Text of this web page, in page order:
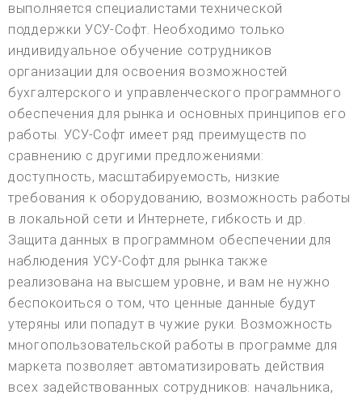
выполняется специалистами технической
поддержки УСУ-Софт. Необходимо только
индивидуальное обучение сотрудников
организации для освоения возможностей
бухгалтерского и управленческого программного
обеспечения для рынка и основных принципов его
работы. УСУ-Софт имеет ряд преимуществ по
сравнению с другими предложениями:
доступность, масштабируемость, низкие
требования к оборудованию, возможность работы
в локальной сети и Интернете, гибкость и др.
Защита данных в программном обеспечении для
наблюдения УСУ-Софт для рынка также
реализована на высшем уровне, и вам не нужно
беспокоиться о том, что ценные данные будут
утеряны или попадут в чужие руки. Возможность
многопользовательской работы в программе для
маркета позволяет автоматизировать действия
всех задействованных сотрудников: начальника,